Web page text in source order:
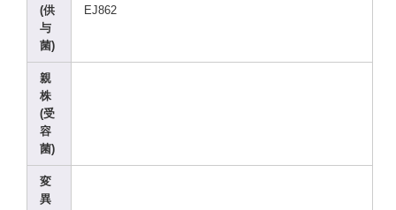
(供
与
菌)
EJ862
親
株
(受
容
菌)
変
異